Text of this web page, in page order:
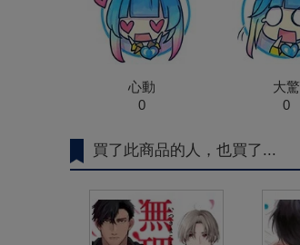
心動
0
大驚
0
買了此商品的人，也買了...